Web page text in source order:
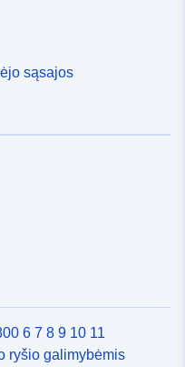
sąsajos
6 7 8 9 10 11
ryšio galimybėmis